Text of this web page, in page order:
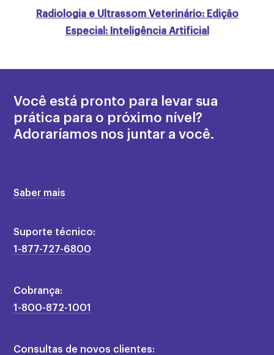
Radiologia e Ultrassom Veterinário: Edição
Especial: Inteligência Artificial
Você está pronto para levar sua
prática para o próximo nível?
Adoraríamos nos juntar a você.
Saber mais
Suporte técnico:
1-877-727-6800
Cobrança:
1-800-872-1001
Consultas de novos clientes:
×